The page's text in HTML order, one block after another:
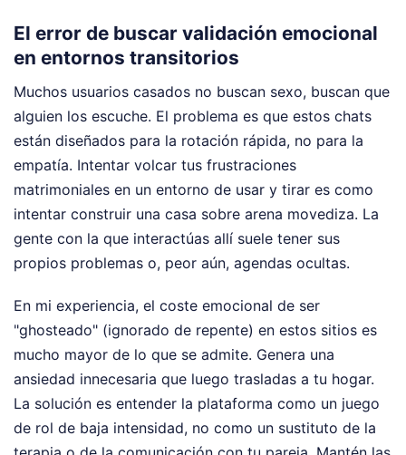
El error de buscar validación emocional
en entornos transitorios
Muchos usuarios casados no buscan sexo, buscan que
alguien los escuche. El problema es que estos chats
están diseñados para la rotación rápida, no para la
empatía. Intentar volcar tus frustraciones
matrimoniales en un entorno de usar y tirar es como
intentar construir una casa sobre arena movediza. La
gente con la que interactúas allí suele tener sus
propios problemas o, peor aún, agendas ocultas.
En mi experiencia, el coste emocional de ser
"ghosteado" (ignorado de repente) en estos sitios es
mucho mayor de lo que se admite. Genera una
ansiedad innecesaria que luego trasladas a tu hogar.
La solución es entender la plataforma como un juego
de rol de baja intensidad, no como un sustituto de la